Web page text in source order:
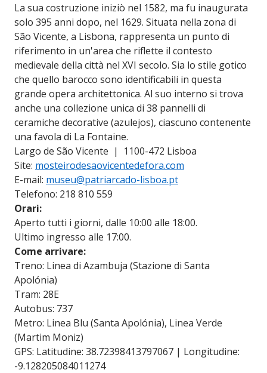
La sua costruzione iniziò nel 1582, ma fu inaugurata
solo 395 anni dopo, nel 1629. Situata nella zona di
São Vicente, a Lisbona, rappresenta un punto di
riferimento in un'area che riflette il contesto
medievale della città nel XVI secolo. Sia lo stile gotico
che quello barocco sono identificabili in questa
grande opera architettonica. Al suo interno si trova
anche una collezione unica di 38 pannelli di
ceramiche decorative (azulejos), ciascuno contenente
una favola di La Fontaine.
Largo de São Vicente | 1100-472 Lisboa
Site: mosteirodesaovicentedefora.com
E-mail: museu@patriarcado-lisboa.pt
Telefono: 218 810 559
Orari:
Aperto tutti i giorni, dalle 10:00 alle 18:00.
Ultimo ingresso alle 17:00.
Come arrivare:
Treno: Linea di Azambuja (Stazione di Santa
Apolónia)
Tram: 28E
Autobus: 737
Metro: Linea Blu (Santa Apolónia), Linea Verde
(Martim Moniz)
GPS: Latitudine: 38.72398413797067 | Longitudine:
-9.128205084011274